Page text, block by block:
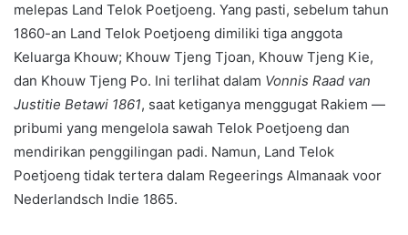
melepas Land Telok Poetjoeng. Yang pasti, sebelum tahun
1860-an Land Telok Poetjoeng dimiliki tiga anggota
Keluarga Khouw; Khouw Tjeng Tjoan, Khouw Tjeng Kie,
dan Khouw Tjeng Po. Ini terlihat dalam Vonnis Raad van
Justitie Betawi 1861, saat ketiganya menggugat Rakiem —
pribumi yang mengelola sawah Telok Poetjoeng dan
mendirikan penggilingan padi. Namun, Land Telok
Poetjoeng tidak tertera dalam Regeerings Almanaak voor
Nederlandsch Indie 1865.